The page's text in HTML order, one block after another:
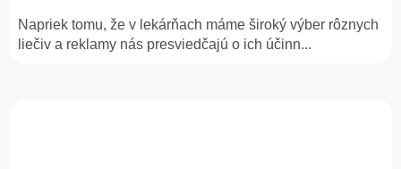
Napriek tomu, že v lekárňach máme široký výber rôznych
liečiv a reklamy nás presviedčajú o ich účinn...